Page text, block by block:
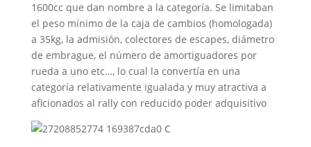
1600cc que dan nombre a la categoría. Se limitaban
el peso mínimo de la caja de cambios (homologada)
a 35kg, la admisión, colectores de escapes, diámetro
de embrague, el número de amortiguadores por
rueda a uno etc…, lo cual la convertía en una
categoría relativamente igualada y muy atractiva a
aficionados al rally con reducido poder adquisitivo